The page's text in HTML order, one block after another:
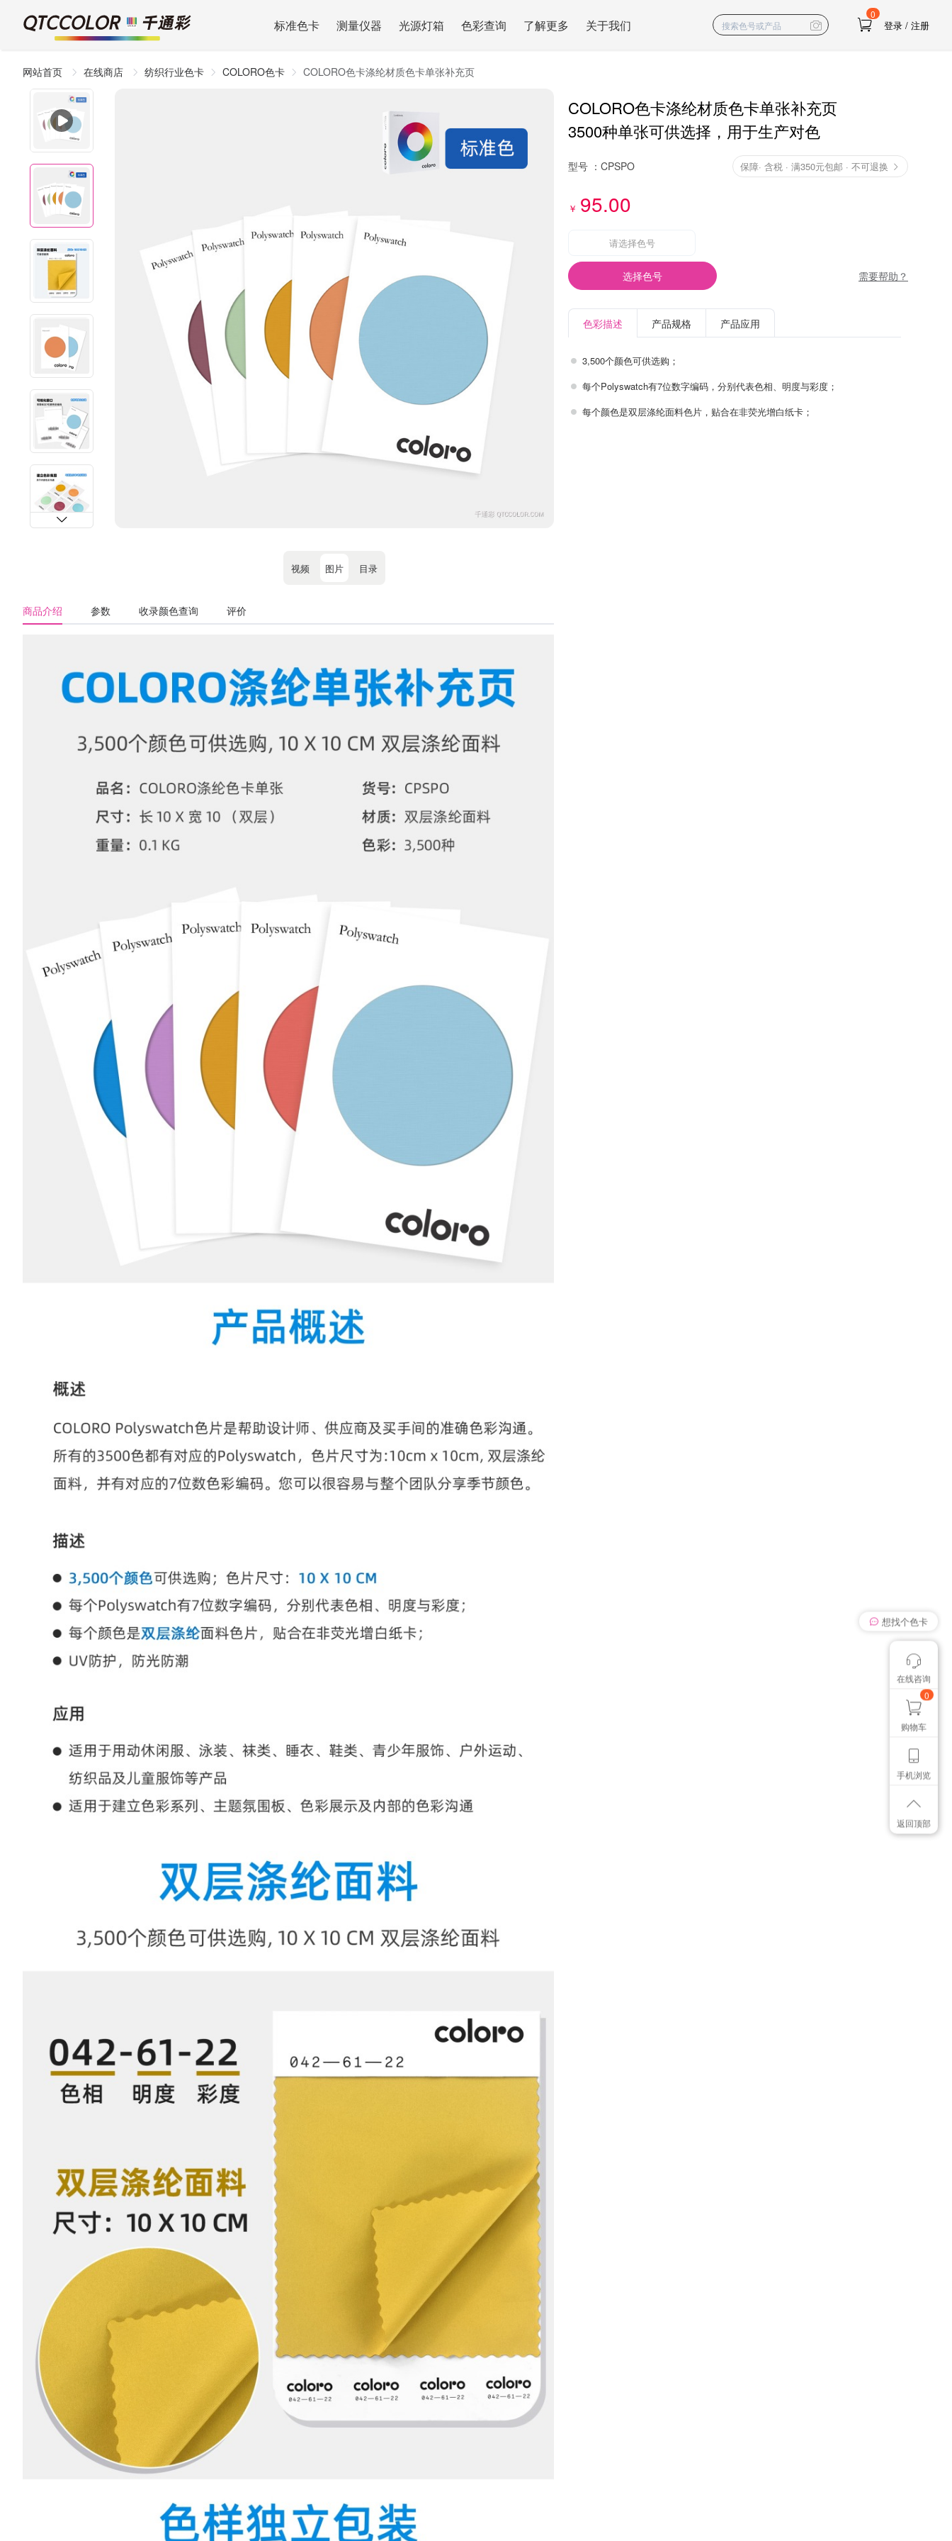
标准色卡 测量仪器 光源灯箱 色彩查询 了解更多 关于我们
0
登录 / 注册
网站首页 在线商店 纺织行业色卡 COLORO色卡 COLORO色卡涤纶材质色卡单张补充页
视频 图片 目录
商品介绍 参数 收录颜色查询 评价
COLORO色卡涤纶材质色卡单张补充页
3500种单张可供选择，用于生产对色
型号 ： CPSPO 保障· 含税 · 满350元包邮 · 不可退换
￥ 95.00
请选择色号
选择色号 需要帮助？
色彩描述 产品规格 产品应用
3,500个颜色可供选购；
每个Polyswatch有7位数字编码，分别代表色相、明度与彩度；
每个颜色是双层涤纶面料色片，贴合在非荧光增白纸卡；
我有个想法
想找个色卡
颜色管控讨论
在线咨询
0
购物车
手机浏览
返回顶部